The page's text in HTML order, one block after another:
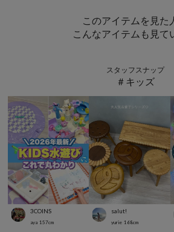
このアイテムを見た
こんなアイテムも見て
スタッフスナップ
＃キッズ
3COINS
aya 157cm
salut!
yurie 168cm